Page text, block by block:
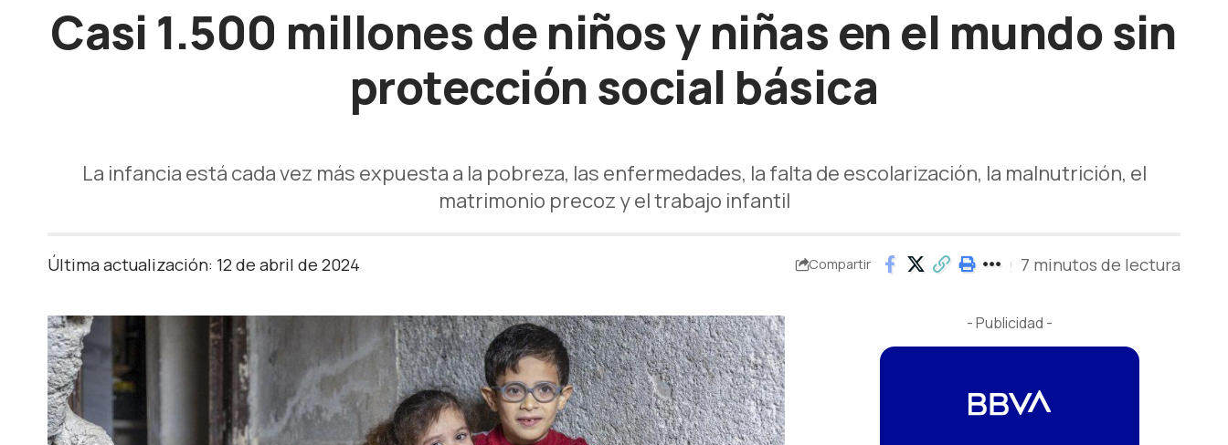
Casi 1.500 millones de niños y niñas en el mundo sin
protección social básica
La infancia está cada vez más expuesta a la pobreza, las enfermedades, la falta de escolarización, la malnutrición, el
matrimonio precoz y el trabajo infantil
Última actualización: 12 de abril de 2024 Compartir 7 minutos de lectura
- Publicidad -